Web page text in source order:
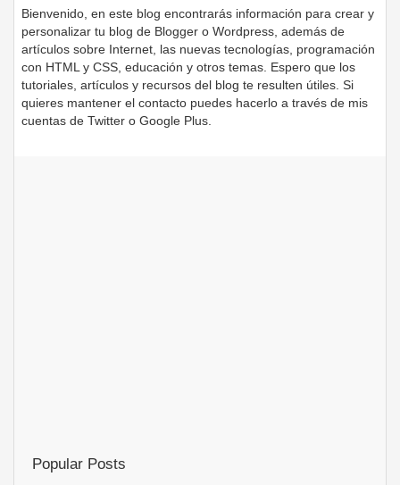
Bienvenido, en este blog encontrarás información para crear y
personalizar tu blog de Blogger o Wordpress, además de
artículos sobre Internet, las nuevas tecnologías, programación
con HTML y CSS, educación y otros temas. Espero que los
tutoriales, artículos y recursos del blog te resulten útiles. Si
quieres mantener el contacto puedes hacerlo a través de mis
cuentas de Twitter o Google Plus.
Popular Posts